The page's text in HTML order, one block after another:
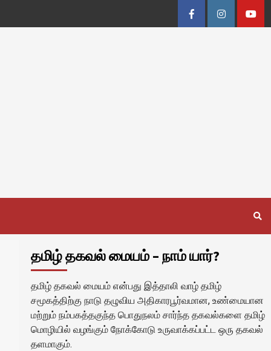
FacebookInstagram
தமிழ் தகவல் மையம் – நாம் யார்?
தமிழ் தகவல் மையம் என்பது இத்தாலி வாழ் தமிழ்
சமூகத்திற்கு நாடு தழுவிய அதிகாரபூர்வமான, உண்மையான
மற்றும் நம்பகத்தகுந்த பொதுநலம் சார்ந்த தகவல்களை தமிழ்
மொழியில் வழங்கும் நோக்கோடு உருவாக்கப்பட்ட ஒரு தகவல்
தளமாகும்.